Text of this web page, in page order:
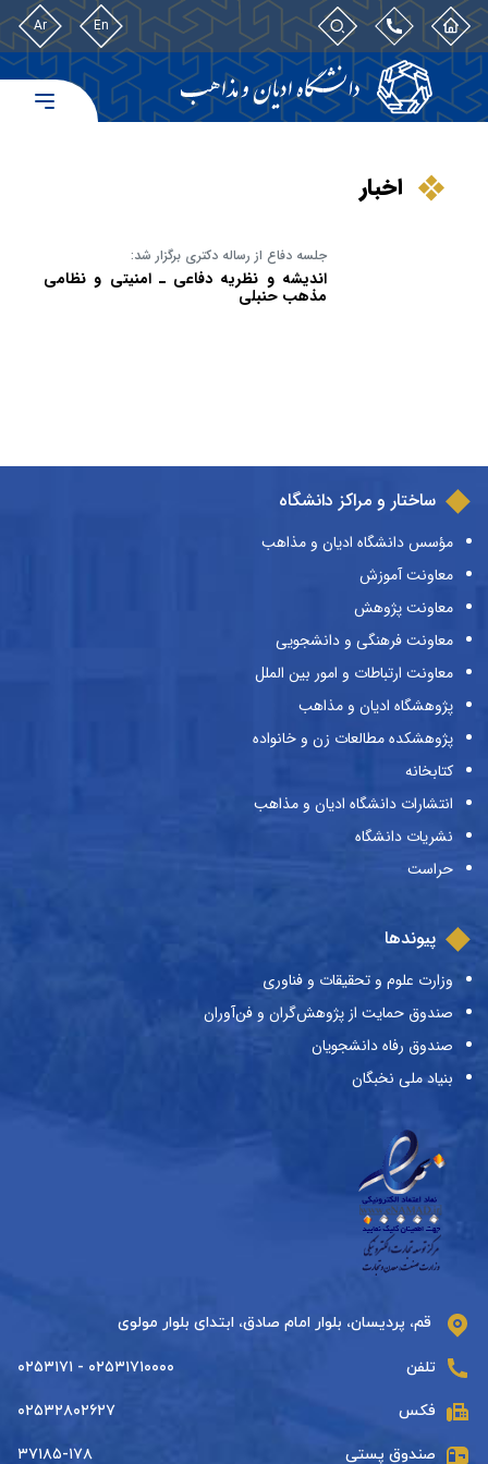
En
Ar
اخبار
جلسه دفاع از رساله دکتری برگزار شد:
اندیشه و نظریه دفاعی ـ امنیتی و نظامی
مذهب حنبلی
ساختار و مراکز دانشگاه
مؤسس دانشگاه ادیان و مذاهب
معاونت آموزش
معاونت پژوهش
معاونت فرهنگی و دانشجویی
معاونت ارتباطات و امور بین الملل
پژوهشگاه ادیان و مذاهب
پژوهشکده مطالعات زن و خانواده
کتابخانه
انتشارات دانشگاه ادیان و مذاهب
نشریات دانشگاه
حراست
پیوندها
وزارت علوم و تحقیقات و فناوری
صندوق حمایت از پژوهش‌گران و فن‌آوران
صندوق رفاه دانشجویان
بنیاد ملی نخبگان
قم، پردیسان، بلوار امام صادق، ابتدای بلوار مولوی
تلفن ۰۲۵۳۱۷۱۰۰۰۰ - ۰۲۵۳۱۷۱
فکس ۰۲۵۳۲۸۰۲۶۲۷
صندوق پستی ۳۷۱۸۵-۱۷۸